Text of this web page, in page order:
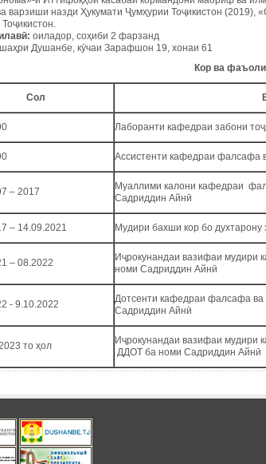
варзиши назди Ҳукумати Ҷумҳурии Тоҷикистон (2019),
ӣ: оиладор, соҳиби 2 фарзанд
шаҳри Душанбе, кӯчаи Зарафшон 19, хонаи 61
Кор ва
Сол
Лаборанти кафедраи забони
Ассистенти кафедраи фалсафа
– 2017
Муаллими калони кафедраи
Садриддин Айнӣ
– 14.09.2021 Мудири бахши кор бо
– 08.2022
Иҷрокунандаи вазифаи
номи Садриддин Айнӣ
- 9.10.2022
Дотсенти кафедраи фалсафа
Садриддин Айнӣ
то ҳол
Иҷрокунандаи вазифаи мудири
ДДОТ ба номи Садриддин Айнӣ